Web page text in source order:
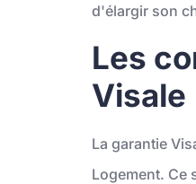
d'élargir son
Les
Visale
La garantie
Logement. Ce